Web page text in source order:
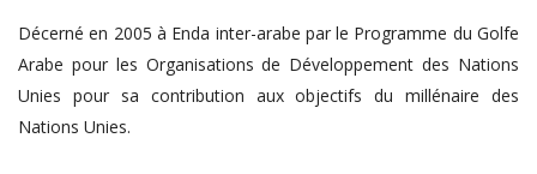
Décerné en 2005 à Enda inter-arabe par le Programme du Golfe
Arabe pour les Organisations de Développement des Nations
Unies pour sa contribution aux objectifs du millénaire des
Nations Unies.